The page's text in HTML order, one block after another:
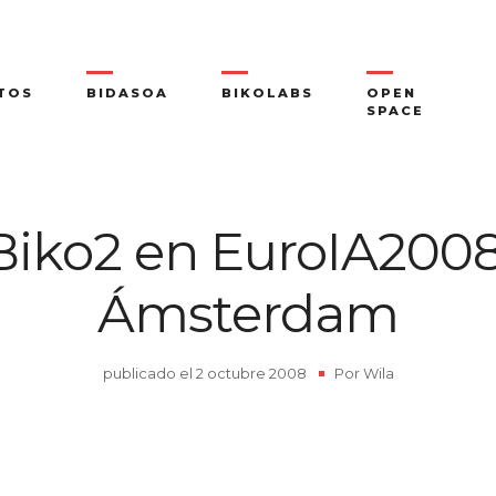
BIDASOA BIKOLABS
OPEN
SPACE
en
Ámsterdam
publicado el 2 octubre 2008 | PorWila